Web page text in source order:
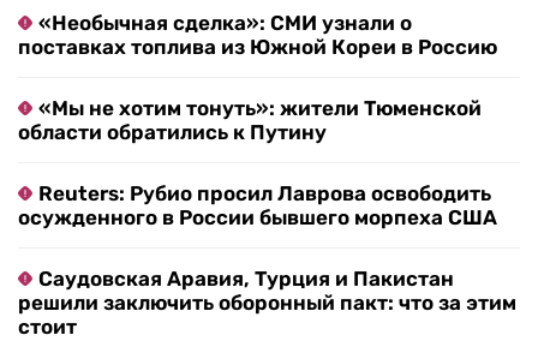
«Необычная сделка»: СМИ узнали о
поставках топлива из Южной Кореи в Россию
«Мы не хотим тонуть»: жители Тюменской
области обратились к Путину
Reuters: Рубио просил Лаврова освободить
осужденного в России бывшего морпеха США
Саудовская Аравия, Турция и Пакистан
решили заключить оборонный пакт: что за этим
стоит